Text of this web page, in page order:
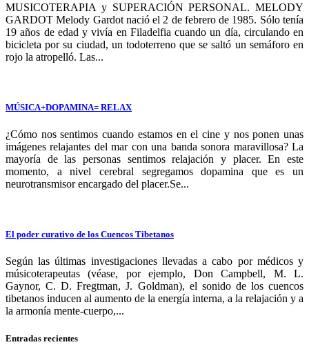
MUSICOTERAPIA y SUPERACIÓN PERSONAL. MELODY
GARDOT Melody Gardot nació el 2 de febrero de 1985. Sólo tenía
19 años de edad y vivía en Filadelfia cuando un día, circulando en
bicicleta por su ciudad, un todoterreno que se saltó un semáforo en
rojo la atropelló. Las...
MÚSICA+DOPAMINA= RELAX
¿Cómo nos sentimos cuando estamos en el cine y nos ponen unas
imágenes relajantes del mar con una banda sonora maravillosa? La
mayoría de las personas sentimos relajación y placer. En este
momento, a nivel cerebral segregamos dopamina que es un
neurotransmisor encargado del placer.Se...
El poder curativo de los Cuencos Tibetanos
Según las últimas investigaciones llevadas a cabo por médicos y
músicoterapeutas (véase, por ejemplo, Don Campbell, M. L.
Gaynor, C. D. Fregtman, J. Goldman), el sonido de los cuencos
tibetanos inducen al aumento de la energía interna, a la relajación y a
la armonía mente-cuerpo,...
Entradas recientes